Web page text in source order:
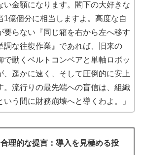
い金額になります。閣下の大好きな
1億個分に相当しますよ。高度な自
要らない『同じ箱を右から左へ移す
調な往復作業』であれば、旧来の
で動くベルトコンベアと単軸ロボッ
、遥かに速く、そして圧倒的に安上
。流行りの最先端への盲信は、組織
いう間に財務崩壊へと導くわよ。」
理的な提言：導入を見極める投